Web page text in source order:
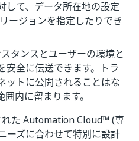
して、データ所在地の設定
ージョンを指定したりでき
タンスとユーザーの環境と
安全に伝送できます。トラ
ットに公開されることはな
内に留まります。
た Automation Cloud™ (専
ーズに合わせて特別に設計